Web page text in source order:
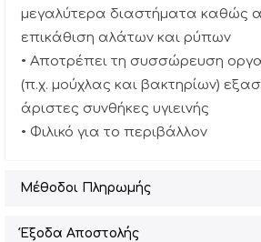
μεγαλύτερα διαστήματα καθώς
επικάθιση αλάτων και ρύπων
• Αποτρέπει τη συσσώρευση
(π.χ. μούχλας και βακτηρίων)
άριστες συνθήκες υγιεινής
• Φιλικό για το περιβάλλον
Μέθοδοι Πληρωμής
Έξοδα Αποστολής